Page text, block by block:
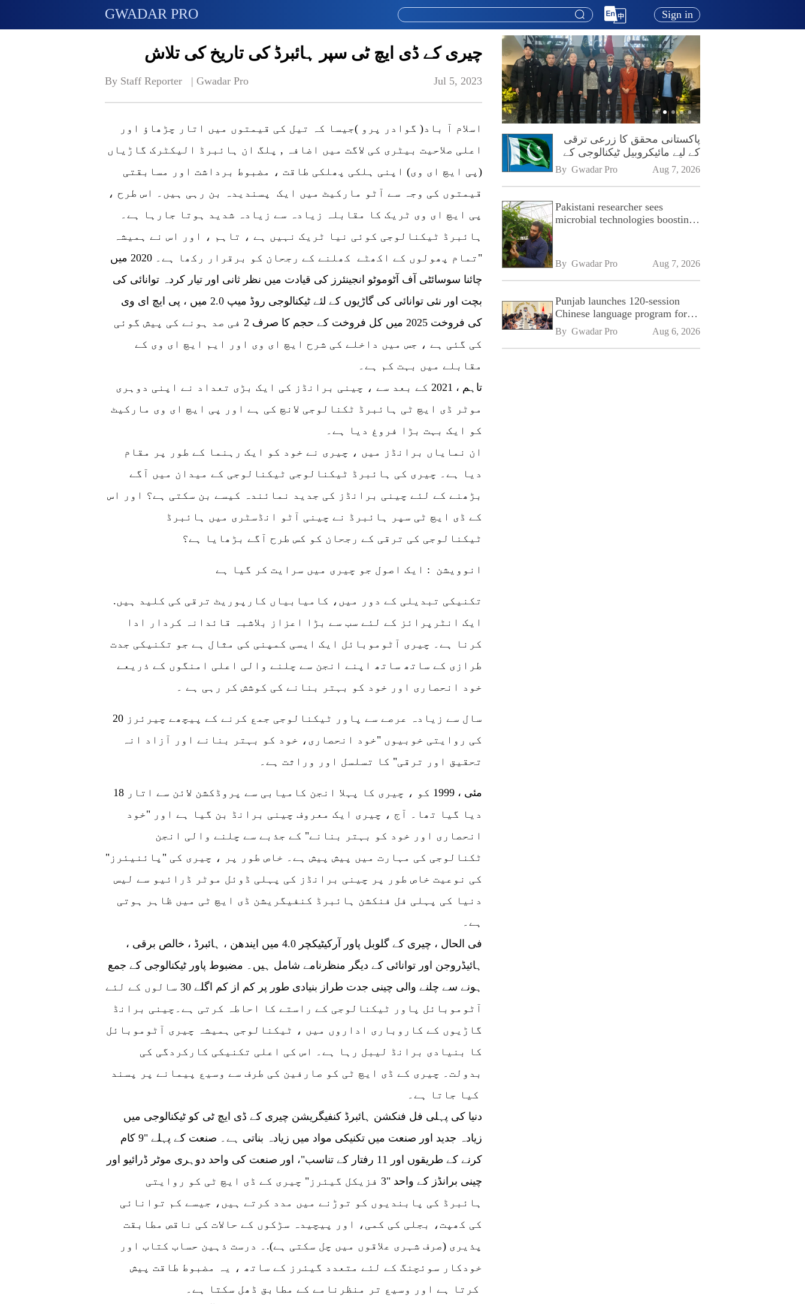
GWADAR PRO Sign in
چیری کے ڈی ایچ ٹی سپر ہائبرڈ کی تاریخ کی تلاش
By Staff Reporter   | Gwadar Pro Jul 5, 2023
اسلام آ باد( گوادر پرو )جیسا کہ تیل کی قیمتوں میں اتار چڑھاؤ اور
اعلی صلاحیت بیٹری کی لاگت میں اضافہ , پلگ ان ہائبرڈ الیکٹرک گاڑیاں
(پی ایچ ای وی) اپنی ہلکی پھلکی طاقت ، مضبوط برداشت اور مسابقتی
قیمتوں کی وجہ سے آٹو مارکیٹ میں ایک پسندیدہ بن رہی ہیں۔ اس طرح ،
پی ایچ ای وی ٹریک کا مقابلہ زیادہ سے زیادہ شدید ہوتا جارہا ہے۔
"تمام پھولوں کے اکھٹے کھلنے کے رجحان کو برقرار رکھا ہے۔ 2020 میں
چائنا سوسائٹی آف آٹوموٹو انجینئرز کی قیادت میں نظر ثانی اور تیار کردہ توانائی کی
بچت اور نئی توانائی کی گاڑیوں کے لئے ٹیکنالوجی روڈ میپ 2.0 میں ، پی ایچ ای وی
کی فروخت 2025 میں کل فروخت کے حجم کا صرف 2 فی صد ہونے کی پیش گوئی
کی گئی ہے ، جس میں داخلے کی شرح ایچ ای وی اور ایم ایچ ای وی کے
مقابلے میں بہت کم ہے۔
تاہم ، 2021 کے بعد سے ، چینی برانڈز کی ایک بڑی تعداد نے اپنی دوہری
موٹر ڈی ایچ ٹی ہائبرڈ ٹکنالوجی لانچ کی ہے اور پی ایچ ای وی مارکیٹ
کو ایک بہت بڑا فروغ دیا ہے۔
ان نمایاں برانڈز میں ، چیری نے خود کو ایک رہنما کے طور پر مقام
دیا ہے۔ چیری کی ہائبرڈ ٹیکنالوجی ٹیکنالوجی کے میدان میں آگے
بڑھنے کے لئے چینی برانڈز کی جدید نمائندہ کیسے بن سکتی ہے؟ اور اس
کے ڈی ایچ ٹی سپر ہائبرڈ نے چینی آٹو انڈسٹری میں ہائبرڈ
ٹیکنالوجی کی ترقی کے رجحان کو کس طرح آگے بڑھایا ہے؟
انوویشن : ایک اصول جو چیری میں سرایت کر گیا ہے
ایک انٹرپرائز کے لئے سب سے بڑا اعزاز بلاشبہ قائدانہ کردار ادا
کرنا ہے۔ چیری آٹوموبائل ایک ایسی کمپنی کی مثال ہے جو تکنیکی جدت
طرازی کے ساتھ ساتھ اپنے انجن سے چلنے والی اعلی امنگوں کے ذریعے
خود انحصاری اور خود کو بہتر بنانے کی کوشش کر رہی ہے ۔
20 سال سے زیادہ عرصے سے پاور ٹیکنالوجی جمع کرنے کے پیچھے چیرئرز
کی روایتی خوبیوں "خود انحصاری، خود کو بہتر بنانے اور آزاد انہ
تحقیق اور ترقی" کا تسلسل اور وراثت ہے۔
18 مئی ، 1999 کو ، چیری کا پہلا انجن کامیابی سے پروڈکشن لائن سے اتار
دیا گیا تھا۔ آج ، چیری ایک معروف چینی برانڈ بن گیا ہے اور "خود
انحصاری اور خود کو بہتر بنانے" کے جذبے سے چلنے والی انجن
ٹکنالوجی کی مہارت میں پیش پیش ہے۔ خاص طور پر ، چیری کی "پائنیئرز"
کی نوعیت خاص طور پر چینی برانڈز کی پہلی ڈوئل موٹر ڈرائیو سے لیس
دنیا کی پہلی فل فنکشن ہائبرڈ کنفیگریشن ڈی ایچ ٹی میں ظاہر ہوتی
ہے۔
ہائیڈروجن اور توانائی کے دیگر منظرنامے شامل ہیں۔ مضبوط پاور ٹیکنالوجی کے جمع
ہونے سے چلنے والی چینی جدت طراز بنیادی طور پر کم از کم اگلے 30 سالوں کے لئے
آٹوموبائل پاور ٹیکنالوجی کے راستے کا احاطہ کرتی ہے۔چینی برانڈ
گاڑیوں کے کاروباری اداروں میں ، ٹیکنالوجی ہمیشہ چیری آٹوموبائل
کا بنیادی برانڈ لیبل رہا ہے۔ اس کی اعلی تکنیکی کارکردگی کی
بدولت۔ چیری کے ڈی ایچ ٹی کو صارفین کی طرف سے وسیع پیمانے پر پسند
زیادہ جدید اور صنعت میں تکنیکی مواد میں زیادہ بناتی ہے۔ صنعت کے پہلے "9 کام
کرنے کے طریقوں اور 11 رفتار کے تناسب"، اور صنعت کی واحد دوہری موٹر ڈرائیو اور
چینی برانڈز کے واحد "3 فزیکل گیئرز" چیری کے ڈی ایچ ٹی کو روایتی
ہائبرڈ کی پابندیوں کو توڑنے میں مدد کرتے ہیں، جیسے کم توانائی
کی کھپت، بجلی کی کمی، اور پیچیدہ سڑکوں کے حالات کی ناقص مطابقت
پذیری (صرف شہری علاقوں میں چل سکتی ہے).۔ درست ذہین حساب کتاب اور
خودکار سوئچنگ کے لئے متعدد گیئرز کے ساتھ ، یہ مضبوط طاقت پیش
پاکستانی محقق کا زرعی ترقی
کے لیے مائیکروبیل ٹیکنالوجی کے
فروغ پر زور
By Gwadar Pro Aug 7, 2026
Pakistani researcher sees
microbial technologies boosting
By Gwadar Pro Aug 7, 2026
Punjab launches 120-session
Chinese language program for
SPU
By Gwadar Pro Aug 6, 2026